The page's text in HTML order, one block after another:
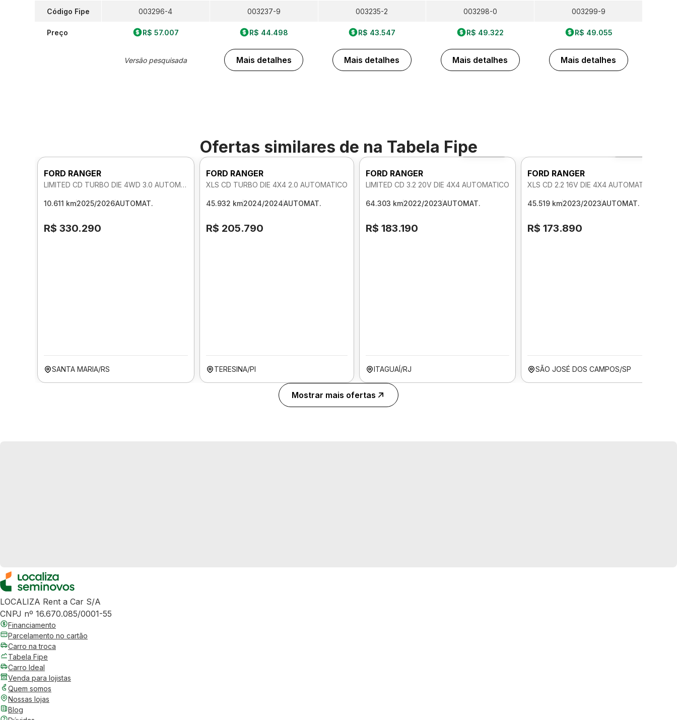
Código Fipe
Preço
003296-4
R$ 57.007
Versão pesquisada
003237-9
R$ 44.498
Mais detalhes
003235-2
R$ 43.547
Mais detalhes
003298-0
R$ 49.322
Mais detalhes
003299-9
R$ 49.055
Mais detalhes
Ofertas similares de na Tabela Fipe
FORD RANGER
LIMITED CD TURBO DIE 4WD 3.0 AUTOMATICO
10.611 km2025/2026AUTOMAT.
R$ 330.290
SANTA MARIA/RS
FORD RANGER
XLS CD TURBO DIE 4X4 2.0 AUTOMATICO
45.932 km2024/2024AUTOMAT.
R$ 205.790
TERESINA/PI
Foto 360º
FORD RANGER
LIMITED CD 3.2 20V DIE 4X4 AUTOMATICO
64.303 km2022/2023AUTOMAT.
R$ 183.190
ITAGUAÍ/RJ
FORD RANGER
XLS CD 2.2 16V DIE 4X4 AUTOMATICO
45.519 km2023/2023AUTOMAT.
R$ 173.890
SÃO JOSÉ DOS CAMPOS/SP
Mostrar mais ofertas
LOCALIZA Rent a Car S/A
CNPJ nº 16.670.085/0001-55
Financiamento
Parcelamento no cartão
Carro na troca
Tabela Fipe
Carro Ideal
Venda para lojistas
Quem somos
Nossas lojas
Blog